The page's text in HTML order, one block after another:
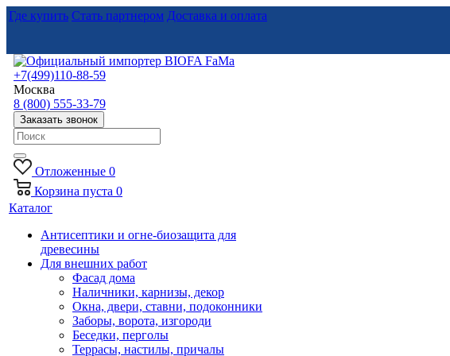
Где купить Стать партнером Доставка и оплата
+7(499)110-88-59
Москва
8 (800) 555-33-79
Заказать звонок
Отложенные 0
Корзина пуста 0
Каталог
Антисептики и огне-биозащита для
древесины
Для внешних работ
Фасад дома
Наличники, карнизы, декор
Окна, двери, ставни, подоконники
Заборы, ворота, изгороди
Беседки, перголы
Террасы, настилы, причалы